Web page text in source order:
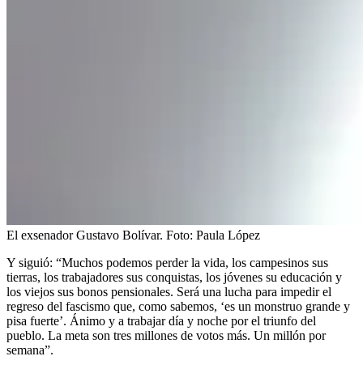
El exsenador Gustavo Bolívar. Foto: Paula López
Y siguió: “Muchos podemos perder la vida, los campesinos sus
tierras, los trabajadores sus conquistas, los jóvenes su educación y
los viejos sus bonos pensionales. Será una lucha para impedir el
regreso del fascismo que, como sabemos, ‘es un monstruo grande y
pisa fuerte’. Ánimo y a trabajar día y noche por el triunfo del
pueblo. La meta son tres millones de votos más. Un millón por
semana”.